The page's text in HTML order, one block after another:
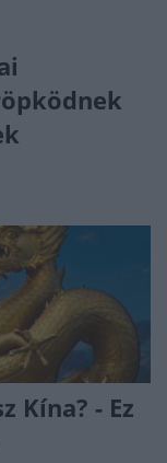
Kína? - Ez